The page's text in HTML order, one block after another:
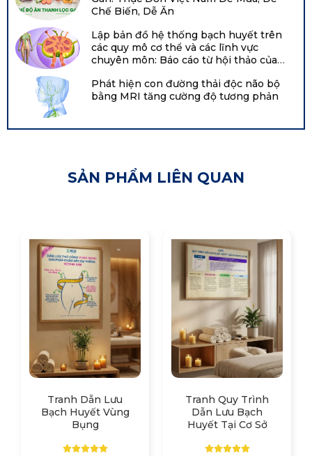
Chế Biến, Dễ Ăn
Lập bản đồ hệ thống bạch huyết trên
các quy mô cơ thể và các lĩnh vực
chuyên môn: Báo cáo từ hội thảo của
2021 tại Hội nghị chuyên đề về bạch
huyết Boston
Phát hiện con đường thải độc não bộ
bằng MRI tăng cường độ tương phản
SẢN PHẨM LIÊN QUAN
Tranh Dẫn Lưu
Bạch Huyết Vùng
Bụng
Tranh Quy Trình
Dẫn Lưu Bạch
Huyết Tại Cơ Sở